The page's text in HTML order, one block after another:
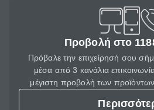
Προβολή στο
Πρόβαλε την επιχείρησή σου
μέσα από 3 κανάλια
μέγιστη προβολή των